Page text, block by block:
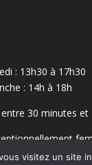
: 13h30 à 17h30
: 14h à 18h
30 minutes et
visitez un